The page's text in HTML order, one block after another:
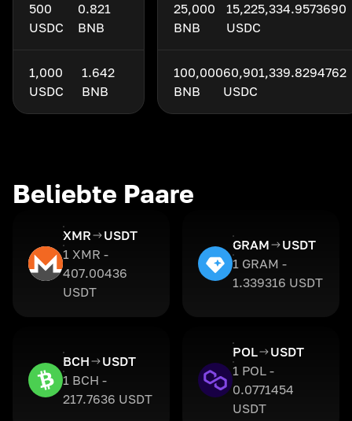
500
USDC
0.821
BNB
1,000
USDC
1.642
BNB
25,000
BNB
15,225,334.9573690
USDC
100,000
BNB
60,901,339.8294762
USDC
Beliebte Paare
XMR
USDT
1 XMR -
407.00436
USDT
GRAM
USDT
1 GRAM -
1.339316 USDT
BCH
USDT
1 BCH -
217.7636 USDT
POL
USDT
1 POL -
0.0771454
USDT